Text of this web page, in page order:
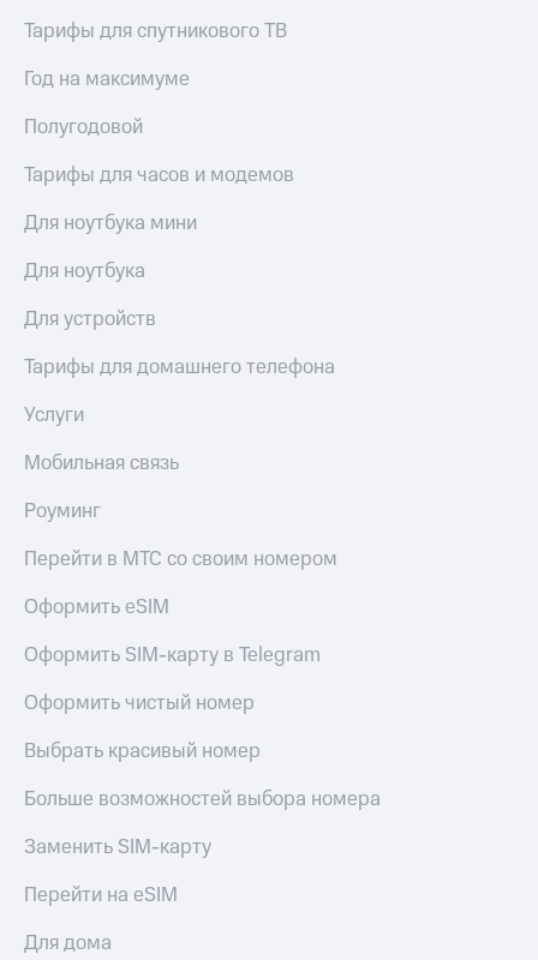
Тарифы для спутникового ТВ
Год на максимуме
Полугодовой
Тарифы для часов и модемов
Для ноутбука мини
Для ноутбука
Для устройств
Тарифы для домашнего телефона
Услуги
Мобильная связь
Роуминг
Перейти в МТС со своим номером
Оформить eSIM
Оформить SIM-карту в Telegram
Оформить чистый номер
Выбрать красивый номер
Больше возможностей выбора номера
Заменить SIM-карту
Перейти на eSIM
Для дома